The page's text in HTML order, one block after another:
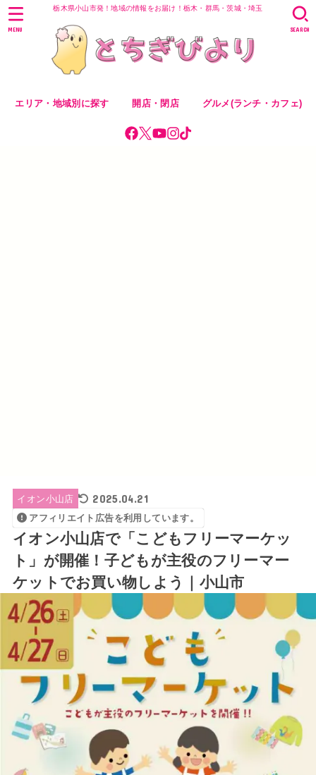
栃木県小山市発！地域の情報をお届け！栃木・群馬・茨城・埼玉
エリア・地域別に探す 開店・閉店 グルメ(ランチ・カフェ)
SEARCH
MENU
イオン小山店 2025.04.21
アフィリエイト広告を利用しています。
イオン小山店で「こどもフリーマーケッ
ト」が開催！子どもが主役のフリーマー
ケットでお買い物しよう｜小山市